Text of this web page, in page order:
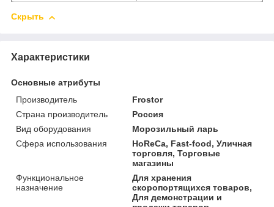
Скрыть
Характеристики
Основные атрибуты
Производитель
Frostor
Страна производитель
Россия
Вид оборудования
Морозильный ларь
Сфера использования
HoReCa, Fast-food, Уличная
торговля, Торговые
магазины
Функциональное
назначение
Для хранения
скоропортящихся товаров,
Для демонстрации и